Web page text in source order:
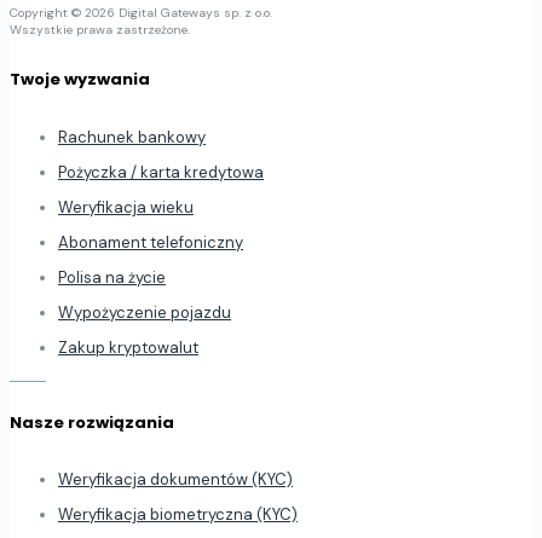
Copyright © 2026 Digital Gateways sp. z o.o.
Wszystkie prawa zastrzeżone.
Twoje wyzwania
Rachunek bankowy
Pożyczka / karta kredytowa
Weryfikacja wieku
Abonament telefoniczny
Polisa na życie
Wypożyczenie pojazdu
Zakup kryptowalut
Nasze rozwiązania
Weryfikacja dokumentów (KYC)
Weryfikacja biometryczna (KYC)